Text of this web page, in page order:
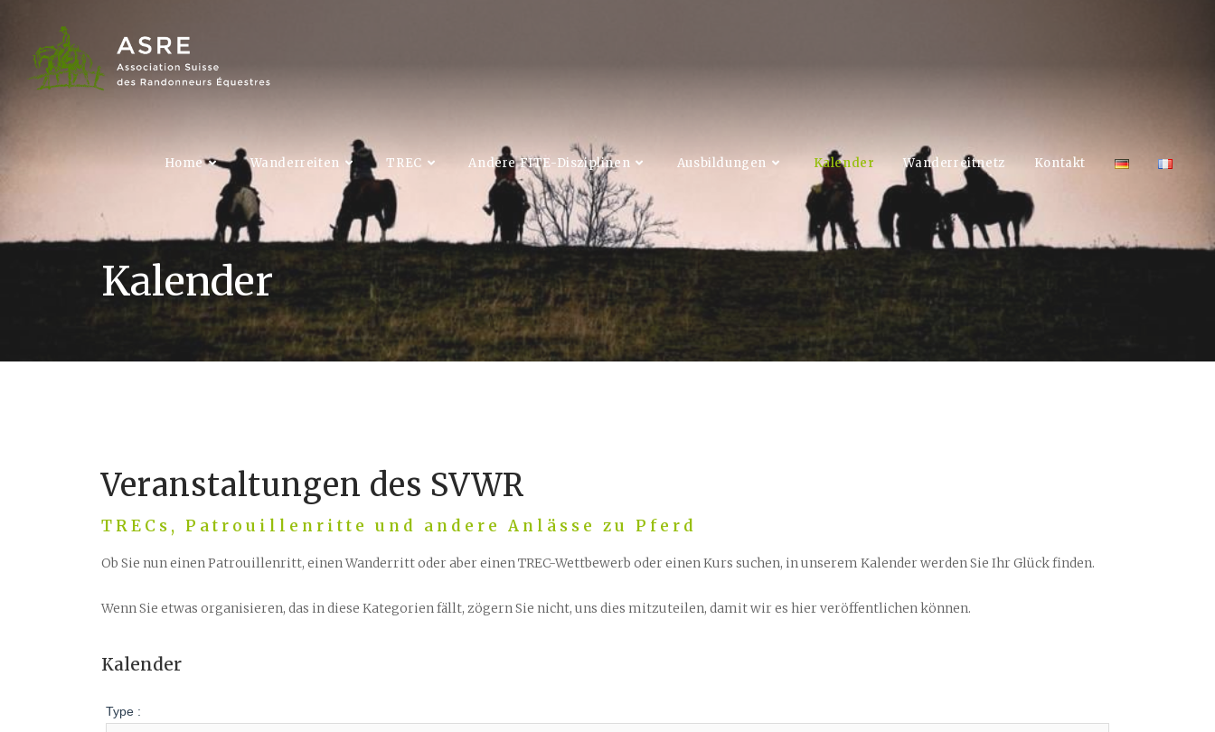
Home Wanderreiten TREC Andere FITE-Disziplinen Ausbildungen Kalender Wanderreitnetz Kontakt
Kalender
Veranstaltungen des SVWR
TRECs, Patrouillenritte und andere Anlässe zu Pferd
Ob Sie nun einen Patrouillenritt, einen Wanderritt oder aber einen TREC-Wettbewerb oder einen Kurs suchen, in unserem Kalender werden Sie Ihr Glück finden.
Wenn Sie etwas organisieren, das in diese Kategorien fällt, zögern Sie nicht, uns dies mitzuteilen, damit wir es hier veröffentlichen können.
Kalender
Type :